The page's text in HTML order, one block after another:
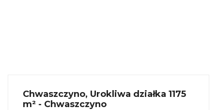
Chwaszczyno, Urokliwa działka 1175
m² - Chwaszczyno